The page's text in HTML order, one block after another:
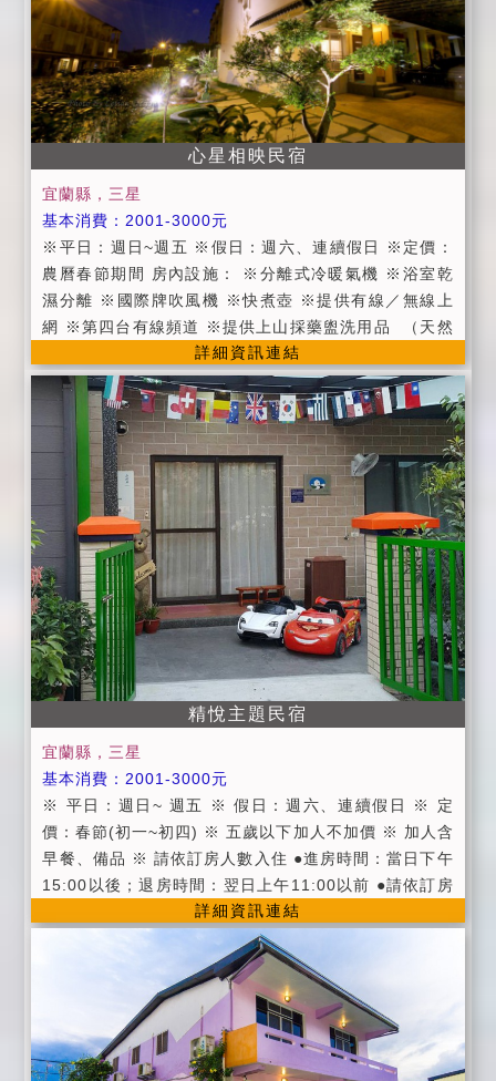
原位。 ■入住時，請記得出示您的國民身份證或其他證
明文件以便我們辦理登記。 ■為確保住宿客人及民宿主
人的生活隱私，不開放參觀。 ■請依照訂房約定人數前
來，若超過約定人數入住，水舞間有權利拒絕入住並沒
收訂金。 ■為了健康及安全，全館禁菸 (包含浴室)，如
有需要請至戶外/露台/陽台. ■主棟請勿攜帶寵物，若發
有，麻煩帶到專屬於牠們的寵物旅店住宿) ■安全及環保
考量， 水舞間全面禁止烤肉。 ■為維護安寧, 公共區域
(庭院、客廳...)請於9:30PM後，禁止喧嘩。 ■停車場免
費供旅客使用，不負保管之責，貴重物品請自行妥善保
管，若遺失/破壞，無法歸咎，請諒解。 ■勿留小孩單獨
在水舞間所有陽台/露台/庭院，請家長隨行，並多加注意
自身及小朋友的安全。
心星相映民宿
宜蘭縣，三星
基本消費：2001-3000元
※平日：週日~週五 ※假日：週六、連續假日 ※定價：
農曆春節期間 房內設施： ※分離式冷暖氣機 ※浴室乾
濕分離 ※國際牌吹風機 ※快煮壺 ※提供有線／無線上
網 ※第四台有線頻道 ※提供上山採藥盥洗用品  （天然
有機洗髮精、潤髮乳、沐浴乳、牙刷、牙膏、 浴帽、長
柄梳、刮鬍刀、刮鬍膏、棉花棒） ※星級飯店毛巾 ※早
餐時段為08：30～10：00提供中式或西式無菜單早餐
（如有吃素請提早二日告知我們） ※下午茶時段為15:0
0~17:00，提供心娘手作下午茶，寒暑假期間視住宿狀
況提供（請提早二日告知我們） ※提供現磨現煮咖啡，
由主人親自挑選及搭配的咖啡豆，濃濃咖啡香使旅客更
放鬆唷！ ※提供Wi-Fi及有線網路 ※提供廣大停車場 ※
第四台有線頻道 ※提供旅程規劃服務 ※提供單車鄉野自
由行 ※客房進房時間為15:00後，退房時間為11:00前
※依約定人數入住，如需加人加床，請提早二日告知民
宿，若無法配合，民宿將無條件取消訂房，恕 無法退還
訂金 ※兒童加床注意事項：不加床不加價，一房限一位
兒童(限六歲以下) ※室內禁止吸菸、酗酒、吃檳榔、賭
博、喧嘩、炊煮，及從事不合法行為 ※全館禁止攜帶寵
物 ※熄燈時間為PM 10:00後，請輕聲細語，以免影響
其他旅客及附近住戶 ※如造成硬體設備損壞均照價賠償
※湧泉池三歲以下不得入池，12歲以下需由成人陪同，
心星相映有權依兒童身理狀況決定水量
詳細資訊連結
精悅主題民宿
宜蘭縣，三星
基本消費：2001-3000元
※ 平日：週日~ 週五 ※ 假日：週六、連續假日 ※ 定
價：春節(初一~初四) ※ 五歲以下加人不加價 ※ 加人含
早餐、備品 ※ 請依訂房人數入住 ●進房時間：當日下午
15:00以後；退房時間：翌日上午11:00以前 ●請依訂房
人數入住，如需加人請事先告知 ●為維護住宿環境，民
宿及房間內請勿吸煙、飲酒、嚼檳榔， ●及請勿攜帶寵
物，不便處請見諒 ●個人貴重物品，請妥善保管，如有
遺失，恕不負責，敬請見諒! ‧ 提供活力早餐服務 ‧ 提
供免費WiFi(需自備電腦) ‧ 提供宜蘭縣景點旅遊資訊 ‧
附設寬廣停車空間 ‧ 提供烤肉場地 ‧ 提供自行車，
漫遊河岸及田園景觀 ‧ 羅東火車站/轉運站接送服務(1
詳細資訊連結